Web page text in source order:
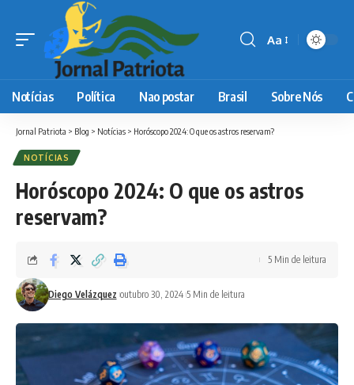
Font
Aa
Notícias Política Nao postar Brasil Sobre Nós
Jornal Patriota > Blog > Notícias > Horóscopo 2024: O que os astros reservam?
NOTÍCIAS
Horóscopo 2024: O que os astros
reservam?
Diego Velázquez outubro 30, 2024 5 Min de leitura
5 Min de leitura